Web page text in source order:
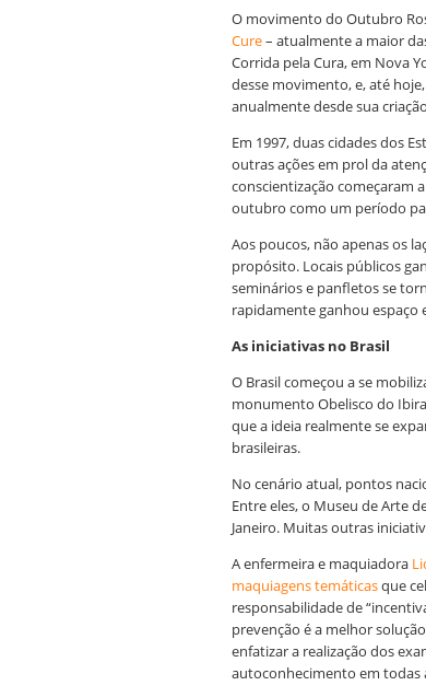
O movimento do Outubro
Cure– atualmente a maior
Corrida pela Cura, em Nova
desse movimento, e, até
anualmente desde sua
Em 1997, duas cidades dos
outras ações em prol da
conscientização começaram
outubro como um período
Aos poucos, não apenas os
propósito. Locais públicos
seminários e panfletos se
rapidamente ganhou
As iniciativas no Brasil
O Brasil começou a se
monumento Obelisco do
que a ideia realmente se
brasileiras.
No cenário atual, pontos
Entre eles, o Museu de Arte
Janeiro. Muitas outras
A enfermeira e maquiadora
maquiagens temáticasque
responsabilidade de
prevenção é a melhor
enfatizar a realização dos
autoconhecimento em todas